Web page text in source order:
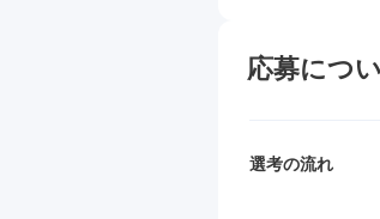
応募につ
選考の流れ